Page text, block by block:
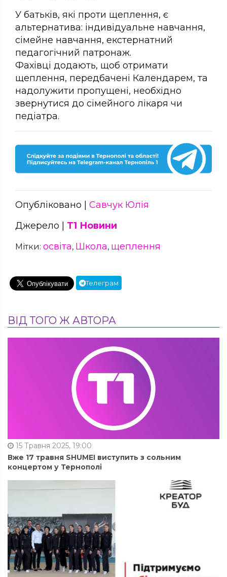
У батьків, які проти щеплення, є
альтернатива: індивідуальне навчання,
сімейне навчання, екстернатний
педагогічний патронаж.
Фахівці додають, щоб отримати
щеплення, передбачені Календарем, та
надолужити пропущені, необхідно
звернутися до сімейного лікаря чи
педіатра.
Опубліковано | Савчук Юлія
Джерело | Т1 Новини
Мітки: освіта, Школа, щеплення
Телеграм
ВІД ТОГО Ж АВТОРА
15 Травня 2025, 19:00
Вже 17 травня SHUMEI виступить з сольним
концертом у Тернополі